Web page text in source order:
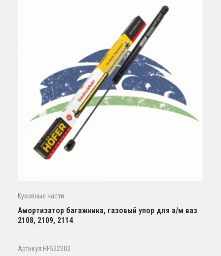
Кузовные части
Амортизатор багажника, газовый упор для а/м ваз
2108, 2109, 2114
Артикул:HF522202